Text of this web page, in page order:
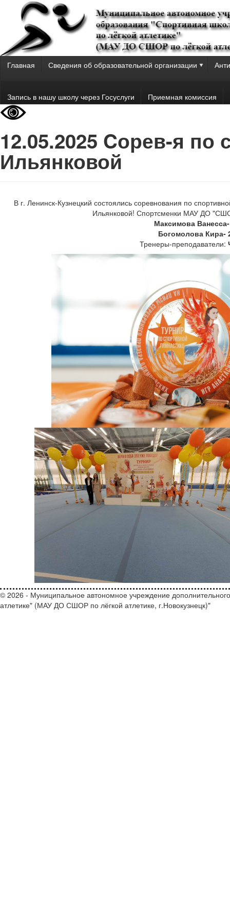
Главная Сведения об образовательной организации
Запись в нашу школу через Госуслуги Приемная комиссия
12.05.2025 Cорев-я
Ильянковой
В г. Ленинск-Кузнецкий состоялись соревнования по
Ильянковой! Спортсменки МАУ ДО
Максимова
Богомолова Кира-
Тренеры-преподаватели:
© 2026 - Муниципальное автономное учреждение
атлетике" (МАУ ДО СШОР по лёгкой атлетике, г.Новокузнецк)"